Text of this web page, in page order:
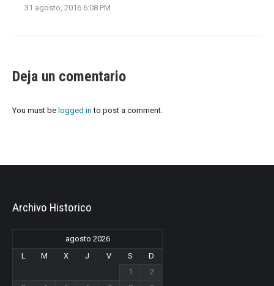
31 agosto, 2016 6:08 PM
Deja un comentario
You must be logged in to post a comment.
Archivo Historico
agosto 2026
L
M X J V S
D
1
2